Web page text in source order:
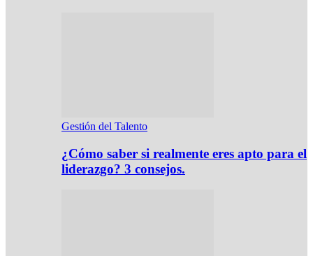
Gestión del Talento
¿Cómo saber si realmente eres apto para el
liderazgo? 3 consejos.